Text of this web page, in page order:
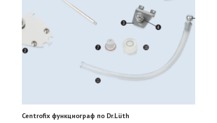
Centrofix функциограф по Dr.Lüth